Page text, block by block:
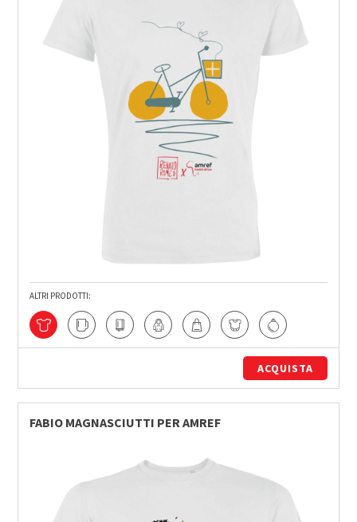
ALTRI PRODOTTI:
ACQUISTA
FABIO MAGNASCIUTTI PER AMREF